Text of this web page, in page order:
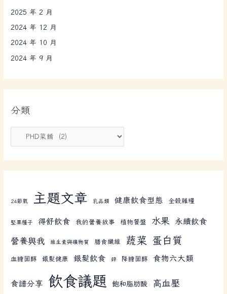
2025 年 2 月
2024 年 12 月
2024 年 10 月
2024 年 9 月
分類
24節氣 主題文章 乳品類 健康飲食型態 全榖雜糧
堅果種子 得舒飲食 我的營養故事 植物餐盤 水果 永續飲食
營養與我 維生素與礦物質 膳食纖維 蔬菜 蛋白質
血膽固醇 銀髮健康 銀髮飲食 鋅 降膽固醇 食物六大類
食譜分享 飲食議題 飽和脂肪酸 高血壓